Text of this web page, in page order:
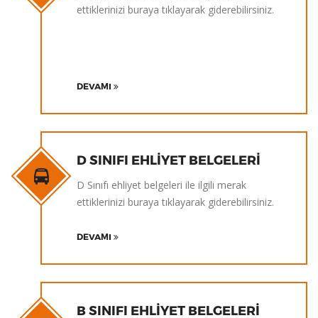
ettiklerinizi buraya tıklayarak giderebilirsiniz.
DEVAMI
D SINIFI EHLIYET BELGELERI
D Sınıfı ehliyet belgeleri ile ilgili merak
ettiklerinizi buraya tıklayarak giderebilirsiniz.
DEVAMI
B SINIFI EHLIYET BELGELERI